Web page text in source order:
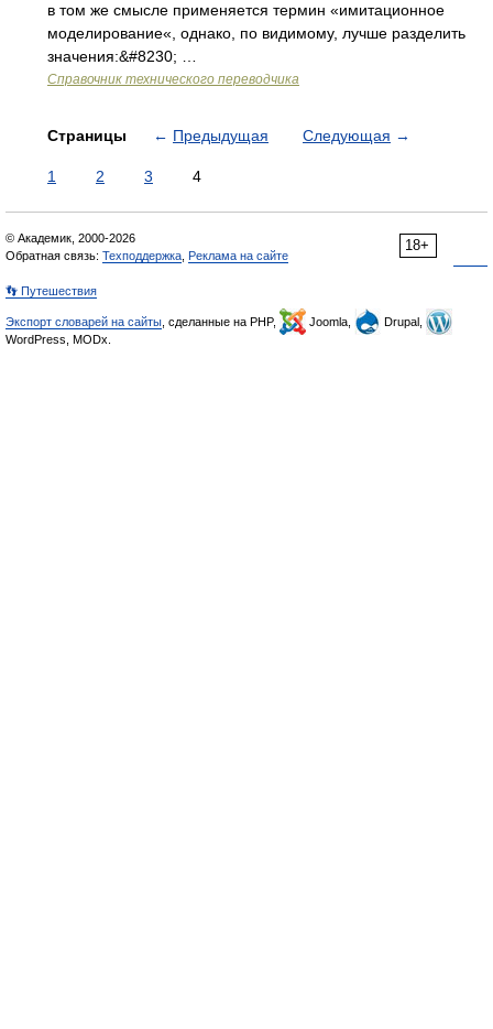
в том же смысле применяется термин «имитационное
моделирование«, однако, по видимому, лучше разделить
значения:&#8230; …
Справочник технического переводчика
Страницы ← Предыдущая Следующая →
1 2 3 4
18+
© Академик, 2000-2026
Обратная связь: Техподдержка Реклама на сайте
👣 Путешествия
Экспорт словарей на сайты , сделанные на PHP, Joomla,
Drupal,
WordPress, MODx.